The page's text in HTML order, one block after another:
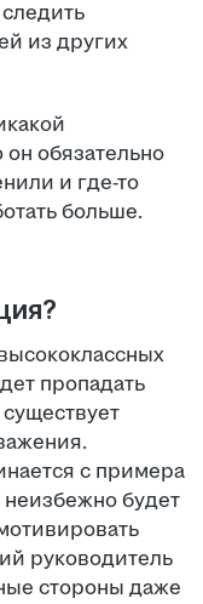
из других
обязательно
и где-то
больше.
пропадать
с примера
неизбежно будет
руководитель
стороны даже